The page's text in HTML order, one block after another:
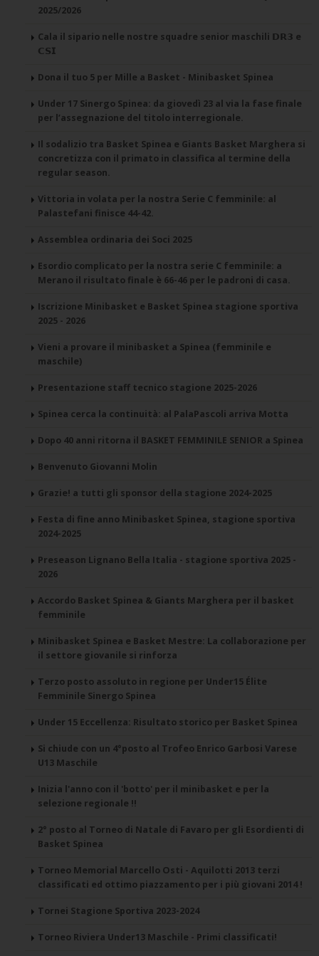
2025/2026
Cala il sipario nelle nostre squadre senior maschili 𝗗𝗥𝟯 e
𝗖𝗦𝗜
Dona il tuo 5 per Mille a Basket - Minibasket Spinea
Under 17 Sinergo Spinea: da giovedì 23 al via la fase finale
per l’assegnazione del titolo interregionale.
Il sodalizio tra Basket Spinea e Giants Basket Marghera si
concretizza con il primato in classifica al termine della
regular season.
Vittoria in volata per la nostra Serie C femminile: al
Palastefani finisce 44-42.
Assemblea ordinaria dei Soci 2025
Esordio complicato per la nostra serie C femminile: a
Merano il risultato finale è 66-46 per le padroni di casa.
Iscrizione Minibasket e Basket Spinea stagione sportiva
2025 - 2026
Vieni a provare il minibasket a Spinea (femminile e
maschile)
Presentazione staff tecnico stagione 2025-2026
Spinea cerca la continuità: al PalaPascoli arriva Motta
Dopo 40 anni ritorna il BASKET FEMMINILE SENIOR a Spinea
Benvenuto Giovanni Molin
Grazie! a tutti gli sponsor della stagione 2024-2025
Festa di fine anno Minibasket Spinea, stagione sportiva
2024-2025
Preseason Lignano Bella Italia - stagione sportiva 2025 -
2026
Accordo Basket Spinea & Giants Marghera per il basket
femminile
Minibasket Spinea e Basket Mestre: La collaborazione per
il settore giovanile si rinforza
Terzo posto assoluto in regione per Under15 Élite
Femminile Sinergo Spinea
Under 15 Eccellenza: Risultato storico per Basket Spinea
Si chiude con un 4°posto al Trofeo Enrico Garbosi Varese
U13 Maschile
Inizia l'anno con il 'botto' per il minibasket e per la
selezione regionale !!
2° posto al Torneo di Natale di Favaro per gli Esordienti di
Basket Spinea
Torneo Memorial Marcello Osti - Aquilotti 2013 terzi
classificati ed ottimo piazzamento per i più giovani 2014 !
Tornei Stagione Sportiva 2023-2024
Torneo Riviera Under13 Maschile - Primi classificati!